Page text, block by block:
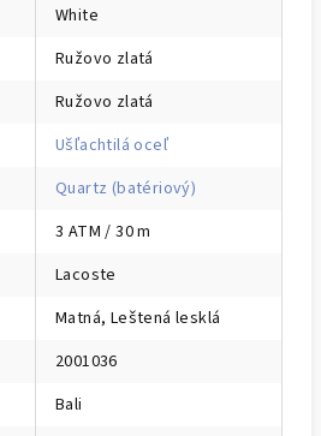
White
Ružovo zlatá
Ružovo zlatá
Ušľachtilá oceľ
Quartz (batériový)
3 ATM / 30 m
Lacoste
Matná, Leštená lesklá
2001036
Bali